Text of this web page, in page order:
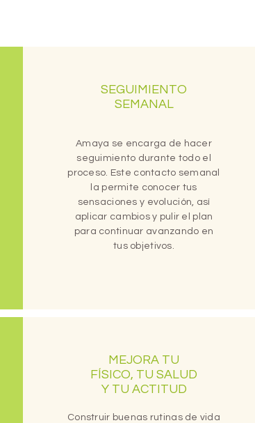
SEGUIMIENTO
SEMANAL
Amaya se encarga de hacer
seguimiento durante todo el
proceso. Este contacto semanal
la permite conocer tus
sensaciones y evolución, así
aplicar cambios y pulir el plan
para continuar avanzando en
tus objetivos.
MEJORA TU
FÍSICO, TU SALUD
Y TU ACTITUD
Construir buenas rutinas de vida